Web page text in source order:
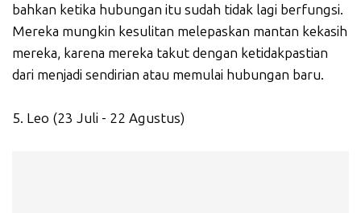
bahkan ketika hubungan itu sudah tidak lagi berfungsi.
Mereka mungkin kesulitan melepaskan mantan kekasih
mereka, karena mereka takut dengan ketidakpastian
dari menjadi sendirian atau memulai hubungan baru.
5. Leo (23 Juli - 22 Agustus)